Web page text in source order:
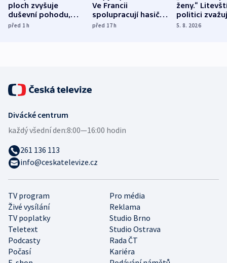
ploch zvyšuje
duševní pohodu,
ukázala
před 1h
Ve Francii
spolupracují hasiči z
různých zemí
před 17h
ženy.“
politici
dohodu o
5. 8. 2026
TV program
Pro média
Živé vysílání
Reklama
TV poplatky
Studio Brno
Teletext
Studio Ostrava
Podcasty
Rada ČT
Počasí
Kariéra
Divácké centrum
každý všední den:8:00—16:00 hodin
261 136 113
info@ceskatelevize.cz